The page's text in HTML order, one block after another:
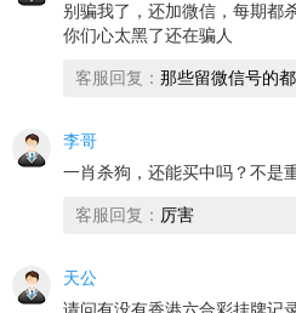
别骗我了，还加微信，每期都
你们心太黑了还在骗人
客服回复： 那些留微信号的
李哥
一肖杀狗，还能买中吗？不是
客服回复： 厉害
天公